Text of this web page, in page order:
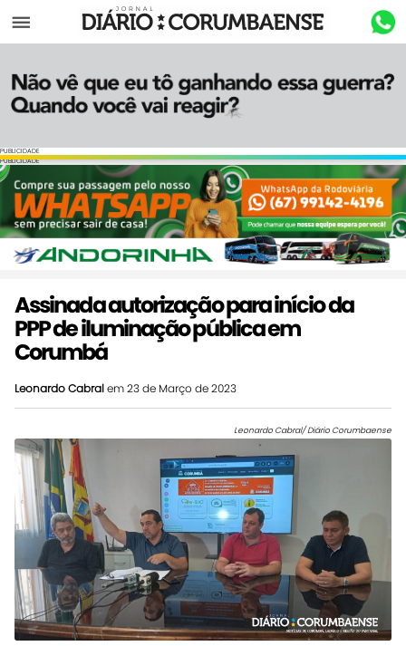
Menu
PUBLICIDADE
PUBLICIDADE
Assinada autorização para início da
PPP de iluminação pública em
Corumbá
Leonardo Cabralem 23 de Março de 2023
Leonardo Cabral/ Diário Corumbaense